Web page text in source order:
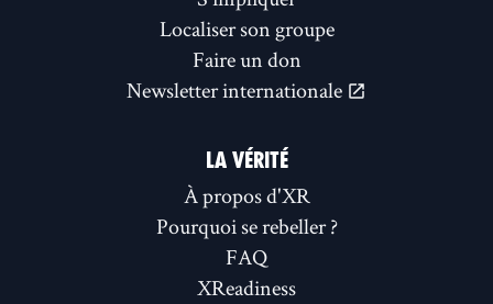
Localiser son groupe
Faire un don
Newsletter internationale
LA VÉRITÉ
À propos d'XR
Pourquoi se rebeller ?
FAQ
XReadiness